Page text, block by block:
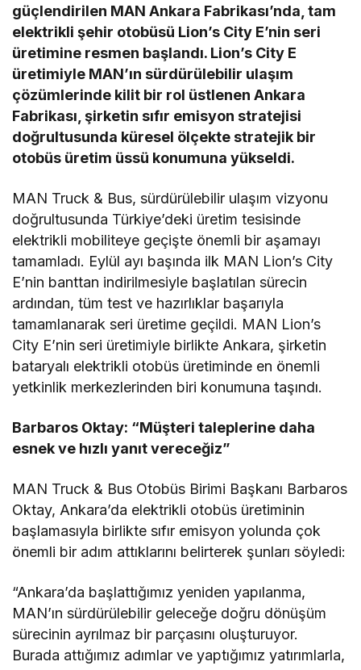
güçlendirilen MAN Ankara Fabrikası’nda, tam
elektrikli şehir otobüsü Lion’s City E’nin seri
üretimine resmen başlandı. Lion’s City E
üretimiyle MAN’ın sürdürülebilir ulaşım
çözümlerinde kilit bir rol üstlenen Ankara
Fabrikası, şirketin sıfır emisyon stratejisi
doğrultusunda küresel ölçekte stratejik bir
otobüs üretim üssü konumuna yükseldi.
MAN Truck & Bus, sürdürülebilir ulaşım vizyonu
doğrultusunda Türkiye’deki üretim tesisinde
elektrikli mobiliteye geçişte önemli bir aşamayı
tamamladı. Eylül ayı başında ilk MAN Lion’s City
E’nin banttan indirilmesiyle başlatılan sürecin
ardından, tüm test ve hazırlıklar başarıyla
tamamlanarak seri üretime geçildi. MAN Lion’s
City E’nin seri üretimiyle birlikte Ankara, şirketin
bataryalı elektrikli otobüs üretiminde en önemli
yetkinlik merkezlerinden biri konumuna taşındı.
Barbaros Oktay: “Müşteri taleplerine daha
esnek ve hızlı yanıt vereceğiz”
MAN Truck & Bus Otobüs Birimi Başkanı Barbaros
Oktay, Ankara’da elektrikli otobüs üretiminin
başlamasıyla birlikte sıfır emisyon yolunda çok
önemli bir adım attıklarını belirterek şunları söyledi:
“Ankara’da başlattığımız yeniden yapılanma,
MAN’ın sürdürülebilir geleceğe doğru dönüşüm
sürecinin ayrılmaz bir parçasını oluşturuyor.
Burada attığımız adımlar ve yaptığımız yatırımlarla,